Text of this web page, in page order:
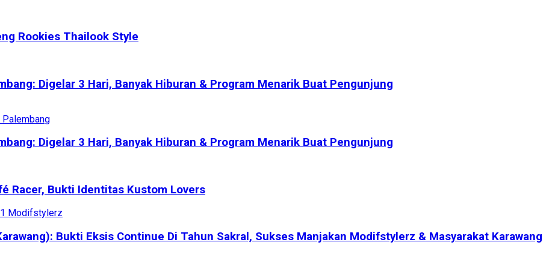
Rookies Thailook Style
Digelar 3 Hari, Banyak Hiburan & Program Menarik Buat Pengunjung
Digelar 3 Hari, Banyak Hiburan & Program Menarik Buat Pengunjung
Racer, Bukti Identitas Kustom Lovers
Bukti Eksis Continue Di Tahun Sakral, Sukses Manjakan Modifstylerz & Masyarakat Karawang